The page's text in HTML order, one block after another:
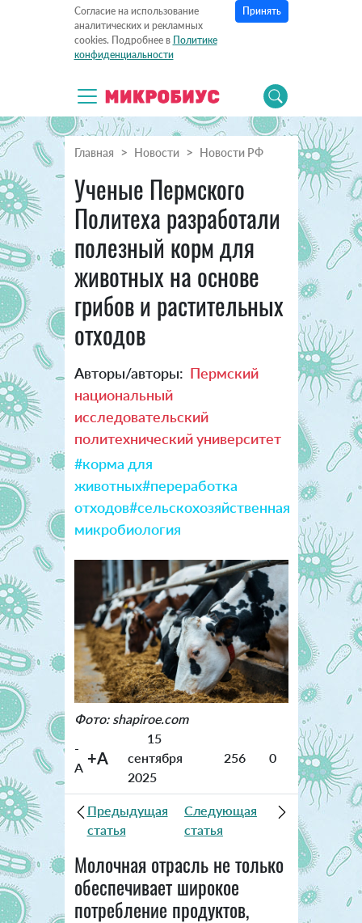
Согласие на использование
аналитических и рекламных
cookies. Подробнее в Политике
конфиденциальности
Принять
Главная Новости Новости РФ
Ученые Пермского
Политеха разработали
полезный корм для
животных на основе
грибов и растительных
отходов
Авторы/авторы: Пермский
национальный
исследовательский
политехнический университет
#корма для
животных#переработка
отходов#сельскохозяйственная
микробиология
Фото: shapiroe.com
-
A +A
15
сентября
2025
256 0
Предыдущая
статья
Следующая
статья
Молочная отрасль не только
обеспечивает широкое
потребление продуктов,